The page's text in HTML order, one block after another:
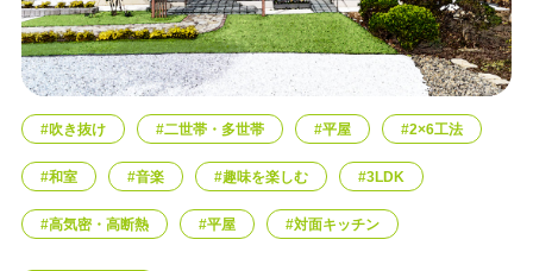
エリア限定商品
#吹き抜け #二世帯・多世帯 #平屋 #2×6工法
#和室 #音楽 #趣味を楽しむ #3LDK
#高気密・高断熱 #平屋 #対面キッチン